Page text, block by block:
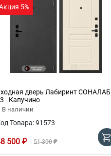
5%
дверь Лабиринт СОНАЛАБ
- Капучино
В наличии
Товара: 91573
500 ₽ 51 300 ₽